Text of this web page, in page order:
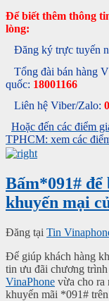
Để biết thêm thông
lòng:
Đăng ký trực tuyến
Tổng đài bán hàng
quốc: 18001166
Liên hệ Viber/Zalo:
Hoặc đến các điểm
TPHCM: xem các
Bấm*091# để
khuyến mại
Đăng tại Tin
Để giúp khách hàng
tin ưu đãi chương
VinaPhone vừa cho ra
khuyến mãi *091#